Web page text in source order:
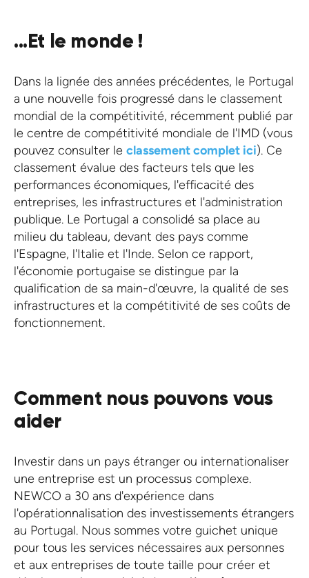
...Et le monde !
Dans la lignée des années précédentes, le Portugal
a une nouvelle fois progressé dans le classement
mondial de la compétitivité, récemment publié par
le centre de compétitivité mondiale de l'IMD (vous
pouvez consulter le classement complet ici). Ce
classement évalue des facteurs tels que les
performances économiques, l'efficacité des
entreprises, les infrastructures et l'administration
publique. Le Portugal a consolidé sa place au
milieu du tableau, devant des pays comme
l'Espagne, l'Italie et l'Inde. Selon ce rapport,
l'économie portugaise se distingue par la
qualification de sa main-d'œuvre, la qualité de ses
infrastructures et la compétitivité de ses coûts de
fonctionnement.
Comment nous pouvons vous
aider
Investir dans un pays étranger ou internationaliser
une entreprise est un processus complexe.
NEWCO a 30 ans d'expérience dans
l'opérationnalisation des investissements étrangers
au Portugal. Nous sommes votre guichet unique
pour tous les services nécessaires aux personnes
et aux entreprises de toute taille pour créer et